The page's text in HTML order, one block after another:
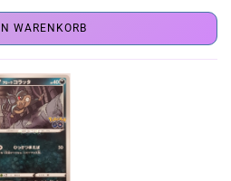
WARENKORB